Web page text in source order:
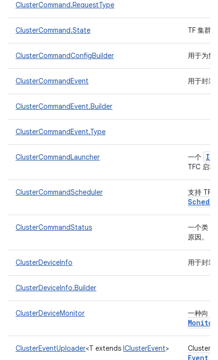
ClusterCommand.RequestType
ClusterCommand.State TF 集群
ClusterCommandConfigBuilder 用于为集
ClusterCommandEvent 用于封装
ClusterCommandEvent.Builder
ClusterCommandEvent.Type
ClusterCommandLauncher 一个
TFC 启
ClusterCommandScheduler 支持
ClusterCommandStatus
一个类，
原因。
ClusterDeviceInfo 用于封装
ClusterDeviceInfo.Builder
ClusterDeviceMonitor 一种向
Monitor
ClusterEventUploader<T extends IClusterEvent>
Event